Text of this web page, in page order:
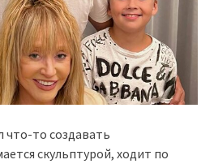
то создавать
скульптурой, ходит по